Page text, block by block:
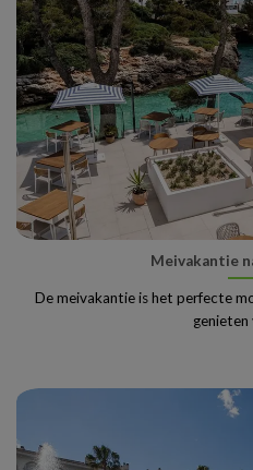
Meivakantie
De meivakantie is het perfecte
genieten